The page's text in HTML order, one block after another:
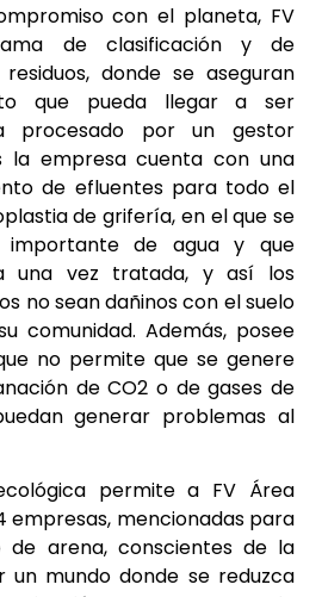
con el planeta, FV
de clasificación y de
donde se aseguran
que pueda llegar a ser
procesado por un gestor
la empresa cuenta con una
de efluentes para todo el
de grifería, en el que se
importante de agua y que
una vez tratada, y así los
no sean dañinos con el suelo
comunidad. Además, posee
no permite que se genere
de CO2 o de gases de
generar problemas al
permite a FV Área
empresas, mencionadas para
arena, conscientes de la
un mundo donde se reduzca